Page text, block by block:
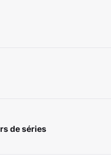
de séries